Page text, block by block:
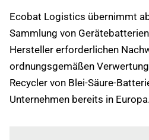
Ecobat Logistics übernimmt
Sammlung von
Hersteller erforderlichen
ordnungsgemäßen
Recycler von Blei-Säure-
Unternehmen bereits in Europa.